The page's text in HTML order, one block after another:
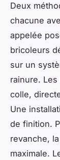
Deux
chacune
appelée
bricoleurs
sur un
rainure. Les
colle,
Une
de finition.
revanche, la
maximale.